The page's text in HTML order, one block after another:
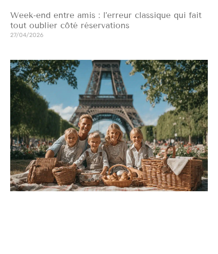
Week-end entre amis : l’erreur classique qui fait
tout oublier côté réservations
27/04/2026